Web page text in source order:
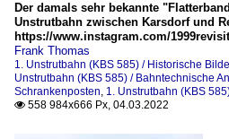
Der damals sehr bekannte
Unstrutbahn zwischen Karsdorf und
https://www.instagram.com/
Frank Thomas
1. Unstrutbahn (KBS 585) / Historische
Unstrutbahn (KBS 585) / Bahntechnische
Schrankenposten, 1. Unstrutbahn (KBS
 558 984x666 Px, 04.03.2022